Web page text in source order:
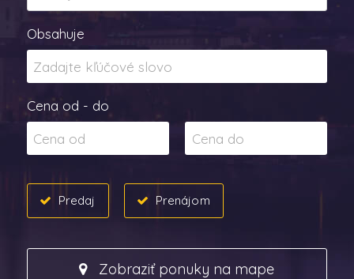
Obsahuje
Cena od - do
Predaj Prenájom
Zobraziť ponuky na mape